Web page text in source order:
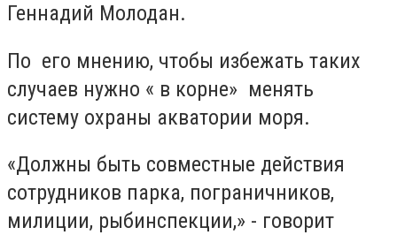
Геннадий Молодан.
По его мнению, чтобы избежать таких
случаев нужно « в корне» менять
систему охраны акватории моря.
«Должны быть совместные действия
сотрудников парка, пограничников,
милиции, рыбинспекции,» - говорит